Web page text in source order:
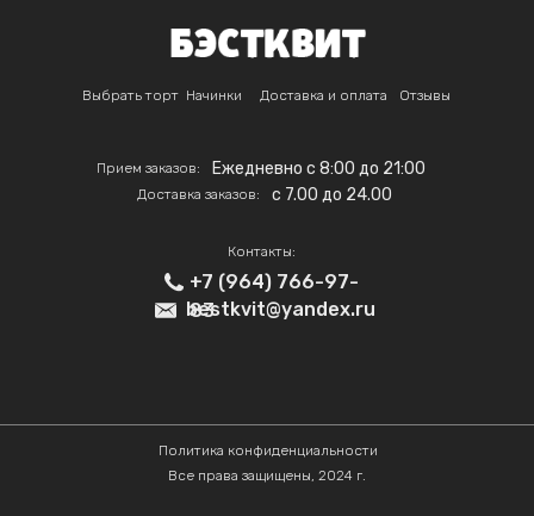
Контакты:
Все права защищены, 2024 г.
Выбрать торт Начинки Доставка и оплата Отзывы
Прием заказов: Ежедневно с 8:00 до 21:00
Доставка заказов: c 7.00 до 24.00
Политика конфиденциальности
bestkvit@yandex.ru
+7 (964) 766-97-
83